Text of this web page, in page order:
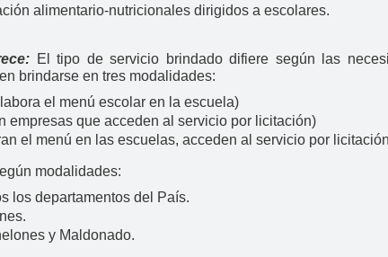
alimentario-nutricionales dirigidos a escolares.
El tipo de servicio brindado difiere según las
brindarse en tres modalidades:
el menú escolar en la escuela)
empresas que acceden al servicio por licitación)
el menú en las escuelas, acceden al servicio por
modalidades:
los departamentos del País.
y Maldonado.